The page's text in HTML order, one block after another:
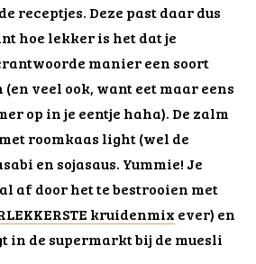
receptjes. Deze past daar dus
hoe lekker is het dat je
manier een soort
veel ook, want eet maar eens
op in je eentje haha). De zalm
roomkaas light (wel de
en sojasaus. Yummie! Je
af door het te bestrooien met
kruidenmix ever) en
in de supermarkt bij de muesli